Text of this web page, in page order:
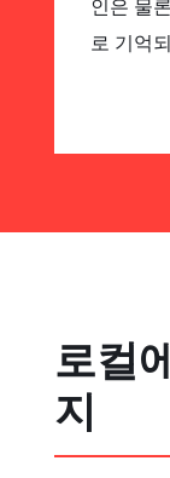
인은 물
로 기억
로컬
지